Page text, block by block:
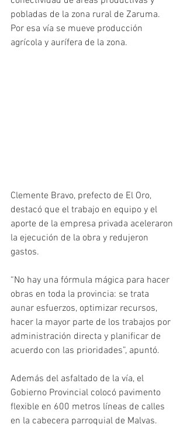
pobladas de la zona rural de Zaruma.
Por esa vía se mueve producción
agrícola y aurífera de la zona.
Clemente Bravo, prefecto de El Oro,
destacó que el trabajo en equipo y el
aporte de la empresa privada aceleraron
la ejecución de la obra y redujeron
gastos.
“No hay una fórmula mágica para hacer
obras en toda la provincia: se trata
aunar esfuerzos, optimizar recursos,
hacer la mayor parte de los trabajos por
administración directa y planificar de
acuerdo con las prioridades”, apuntó.
Además del asfaltado de la vía, el
Gobierno Provincial colocó pavimento
flexible en 600 metros líneas de calles
en la cabecera parroquial de Malvas.